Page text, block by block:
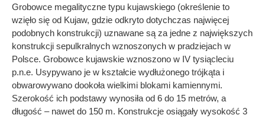
Grobowce megalityczne typu kujawskiego (określenie to
wzięło się od Kujaw, gdzie odkryto dotychczas najwięcej
podobnych konstrukcji) uznawane są za jedne z największych
konstrukcji sepulkralnych wznoszonych w pradziejach w
Polsce. Grobowce kujawskie wznoszono w IV tysiącleciu
p.n.e. Usypywano je w kształcie wydłużonego trójkąta i
obwarowywano dookoła wielkimi blokami kamiennymi.
Szerokość ich podstawy wynosiła od 6 do 15 metrów, a
długość – nawet do 150 m. Konstrukcje osiągały wysokość 3